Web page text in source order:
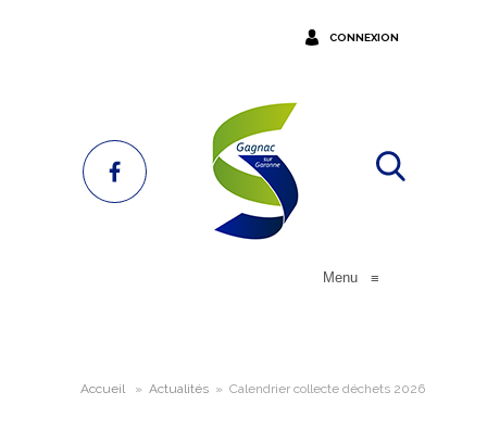
CONNEXION
Menu ≡
Accueil » Actualités » Calendrier collecte déchets 2026